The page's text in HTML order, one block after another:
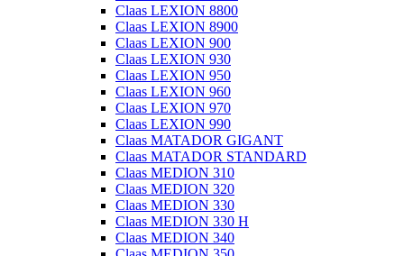
Claas LEXION 8800
Claas LEXION 8900
Claas LEXION 900
Claas LEXION 930
Claas LEXION 950
Claas LEXION 960
Claas LEXION 970
Claas LEXION 990
Claas MATADOR GIGANT
Claas MATADOR STANDARD
Claas MEDION 310
Claas MEDION 320
Claas MEDION 330
Claas MEDION 330 H
Claas MEDION 340